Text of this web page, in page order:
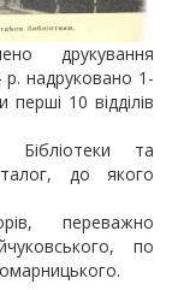
друкування
р. надруковано 1-
10 відділів
Бібліотеки та
до якого
переважно
по